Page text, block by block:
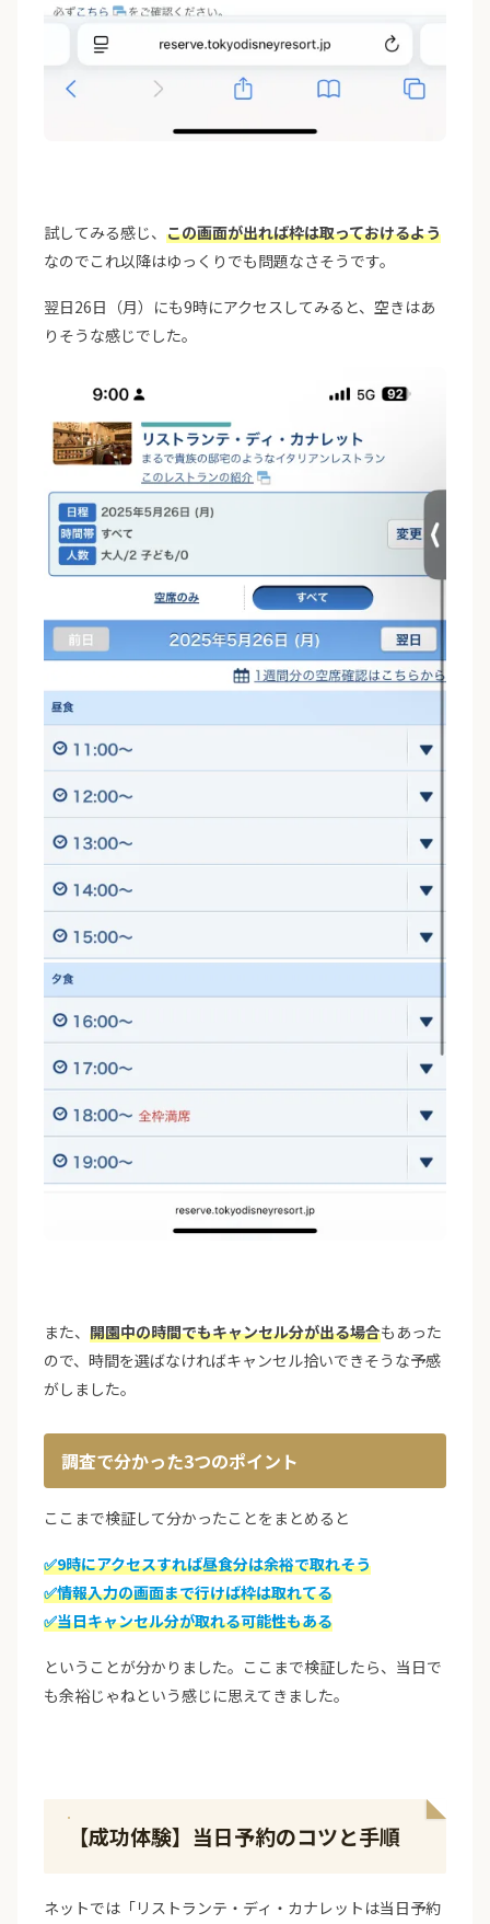
試してみる感じ、 この画面が出れば枠は取っておけるよう
なのでこれ以降はゆっくりでも問題なさそうです。
翌日26日（月）にも9時にアクセスしてみると、空きはあ
りそうな感じでした。
また、 開園中の時間でもキャンセル分が出る場合もあった
ので、時間を選ばなければキャンセル拾いできそうな予感
がしました。
調査で分かった3つのポイント
ここまで検証して分かったことをまとめると
✅9時にアクセスすれば昼食分は余裕で取れそう
✅情報入力の画面まで行けば枠は取れてる
✅当日キャンセル分が取れる可能性もある
ということが分かりました。ここまで検証したら、当日で
も余裕じゃねという感じに思えてきました。
【成功体験】当日予約のコツと手順
ネットでは「リストランテ・ディ・カナレットは当日予約